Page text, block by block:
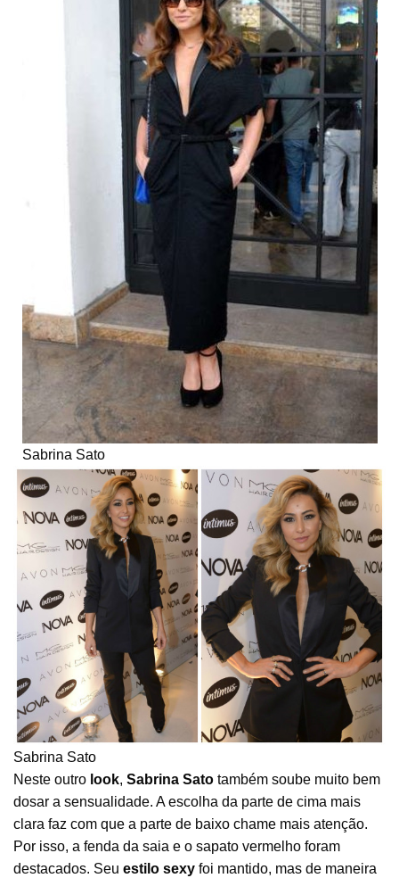
Sabrina Sato
Sabrina Sato
Neste outro look, Sabrina Sato também soube muito bem
dosar a sensualidade. A escolha da parte de cima mais
clara faz com que a parte de baixo chame mais atenção.
Por isso, a fenda da saia e o sapato vermelho foram
destacados. Seu estilo sexy foi mantido, mas de maneira